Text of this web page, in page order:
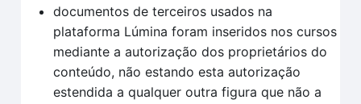
documentos de terceiros usados na
plataforma Lúmina foram inseridos nos cursos
mediante a autorização dos proprietários do
conteúdo, não estando esta autorização
estendida a qualquer outra figura que não a